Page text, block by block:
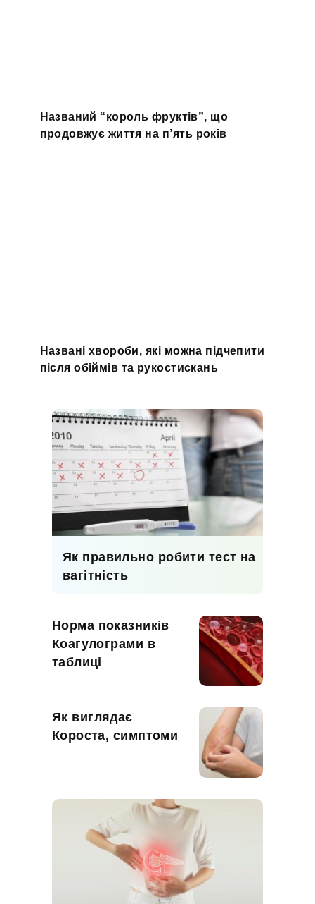
Названий “король фруктів”, що
продовжує життя на п’ять років
Названі хвороби, які можна підчепити
після обіймів та рукостискань
Як правильно робити тест на
вагітність
Норма показників
Коагулограми в
таблиці
Як виглядає
Короста, симптоми